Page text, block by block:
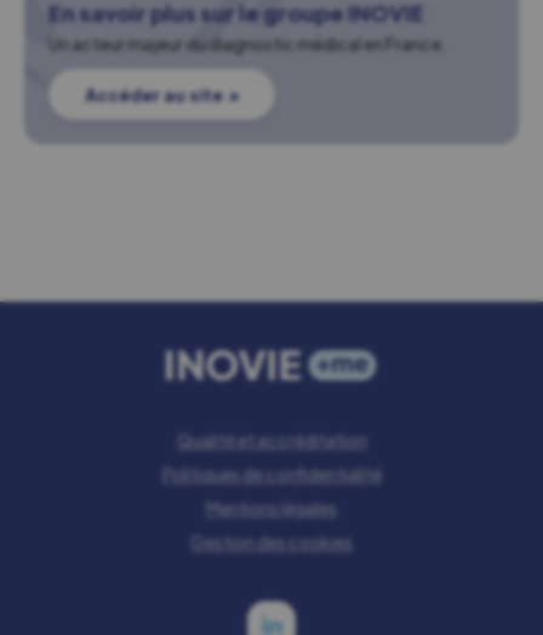
En savoir plus sur le groupe INOVIE
Un acteur majeur du diagnostic médical en France.
Accéder au site ↗
Qualité et accréditation
Politiques de confidentialité
Mentions légales
Gestion des cookies